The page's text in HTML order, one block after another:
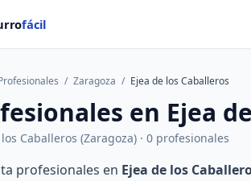
/ Zaragoza / Ejea de los Caballeros
en Ejea
Caballeros (Zaragoza) · 0 profesionales
profesionales en Ejea de los